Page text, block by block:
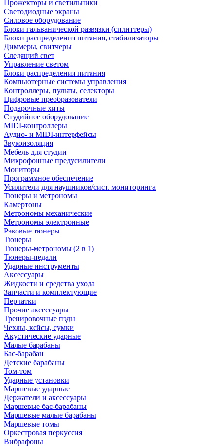
Прожекторы и светильники
Светодиодные экраны
Силовое оборудование
Блоки гальванической развязки (сплиттеры)
Блоки распределения питания, стабилизаторы
Диммеры, свитчеры
Следящий свет
Управление светом
Блоки распределения питания
Компьютерные системы управления
Контроллеры, пульты, селекторы
Цифровые преобразователи
Подарочные хиты
Студийное оборудование
MIDI-контроллеры
Аудио- и MIDI-интерфейсы
Звукоизоляция
Мебель для студии
Микрофонные предусилители
Мониторы
Программное обеспечение
Усилители для наушников/сист. мониторинга
Тюнеры и метрономы
Камертоны
Метрономы механические
Метрономы электронные
Рэковые тюнеры
Тюнеры
Тюнеры-метрономы (2 в 1)
Тюнеры-педали
Ударные инструменты
Аксессуары
Жидкости и средства ухода
Запчасти и комплектующие
Перчатки
Прочие аксессуары
Тренировочные пэды
Чехлы, кейсы, сумки
Акустические ударные
Mалые барабаны
Бас-барабан
Детские барабаны
Том-том
Ударные установки
Маршевые ударные
Держатели и аксессуары
Маршевые бас-барабаны
Маршевые малые барабаны
Маршевые томы
Оркестровая перкуссия
Вибрафоны